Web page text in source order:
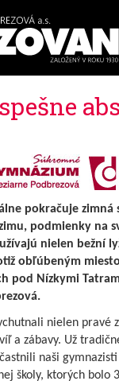
pokračuje zimná
podmienky na
nielen bežní
obľúbeným
pod Nízkymi
nielen pravé
a zábavy. Už
naši
školy, ktorých bolo